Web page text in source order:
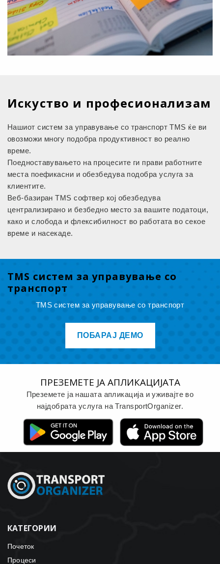
Искуство и професионализам
Нашиот систем за управување со транспорт TMS ќе ви
овозможи многу подобра продуктивност во реално
време.
Поедноставувањето на процесите ги прави работните
места поефикасни и обезбедува подобра услуга за
клиентите.
Веб-базиран TMS софтвер кој обезбедува
централизирано и безбедно место за вашите податоци,
како и слобода и флексибилност во работата во секое
време и насекаде.
TMS систем за управување со
транспорт
TMS систем за управување со транспорт
ПОБАРАЈ ДЕМО
ПРЕЗЕМЕТЕ ЈА АПЛИКАЦИЈАТА
Преземете ја нашата апликација и уживајте во
најдобрата услуга на TransportOrganizer.
КАТЕГОРИИ
Почеток
Процеси